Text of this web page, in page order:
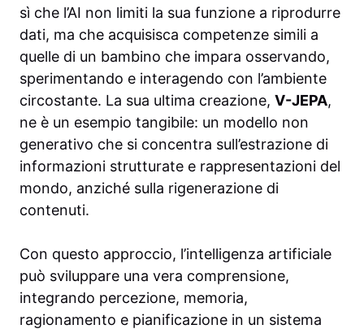
sì che l’AI non limiti la sua funzione a riprodurre
dati, ma che acquisisca competenze simili a
quelle di un bambino che impara osservando,
sperimentando e interagendo con l’ambiente
circostante. La sua ultima creazione, V-JEPA,
ne è un esempio tangibile: un modello non
generativo che si concentra sull’estrazione di
informazioni strutturate e rappresentazioni del
mondo, anziché sulla rigenerazione di
contenuti.
Con questo approccio, l’intelligenza artificiale
può sviluppare una vera comprensione,
integrando percezione, memoria,
ragionamento e pianificazione in un sistema